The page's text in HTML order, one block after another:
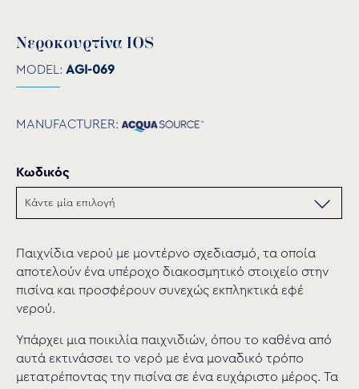
Νεροκουρτίνα IOS
MODEL: AGI-069
MANUFACTURER:
Κωδικός
Παιχνίδια νερού µε μοντέρνο σχεδιασµό, τα οποία
αποτελούν ένα υπέροχο διακοσμητικό στοιχείο στην
πισίνα και προσφέρουν συνεχώς εκπληκτικά εφέ
νερού.
Υπάρχει µια ποικιλία παιχνιδιών, όπου το καθένα από
αυτά εκτινάσσει το νερό µε ένα μοναδικό τρόπο
μετατρέποντας την πισίνα σε ένα ευχάριστο µέρος. Τα